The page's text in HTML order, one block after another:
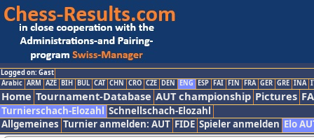
Logged on: Gast
Arabic ARM AZE BIH BUL CAT CHN CRO CZE DEN ENG ESP FAI FIN FRA GER GRE INA
Home Tournament-Database AUT championship Pictures
Turnierschach-Elozahl Schnellschach-Elozahl
Allgemeines Turnier anmelden: AUT FIDE Spieler anmelden Elo